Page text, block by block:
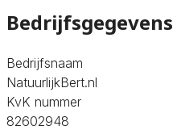
Bedrijfsgegevens
Bedrijfsnaam
NatuurlijkBert.nl
KvK nummer
82602948